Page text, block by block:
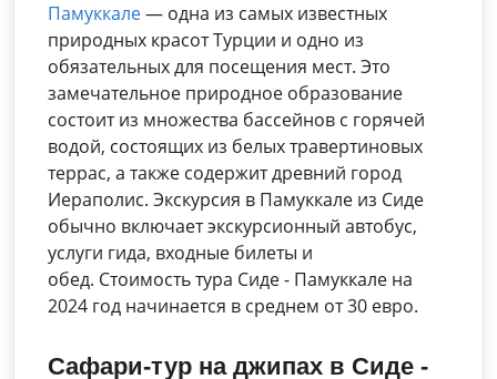
Памуккале— одна из самых известных
природных красот Турции и одно из
обязательных для посещения мест. Это
замечательное природное образование
состоит из множества бассейнов с горячей
водой, состоящих из белых травертиновых
террас, а также содержит древний город
Иераполис. Экскурсия в Памуккале из Сиде
обычно включает экскурсионный автобус,
услуги гида, входные билеты и
обед. Стоимость тура Сиде - Памуккале на
2024 год начинается в среднем от 30 евро.
Сафари-тур на джипах в Сиде -